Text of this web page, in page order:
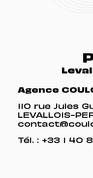
Agence
110 rue Jules
LEVALLOIS-
Tél. : +33 1 40